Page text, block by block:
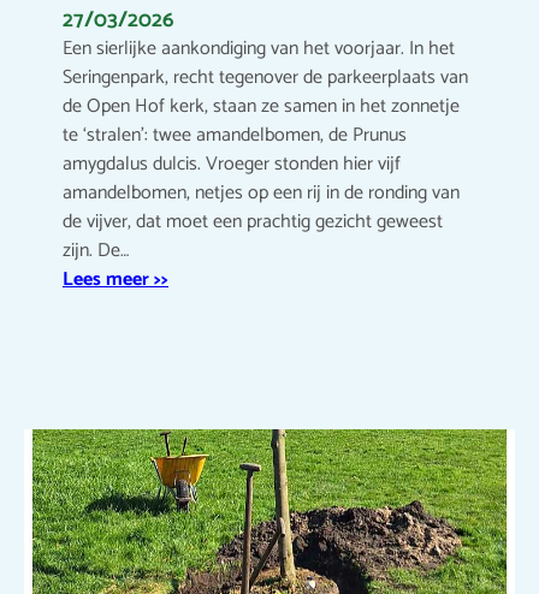
27/03/2026
Een sierlijke aankondiging van het voorjaar. In het
Seringenpark, recht tegenover de parkeerplaats van
de Open Hof kerk, staan ze samen in het zonnetje
te ‘stralen’: twee amandelbomen, de Prunus
amygdalus dulcis. Vroeger stonden hier vijf
amandelbomen, netjes op een rij in de ronding van
de vijver, dat moet een prachtig gezicht geweest
zijn. De…
Lees meer >>